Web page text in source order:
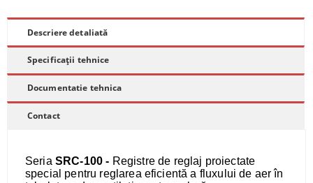
Descriere detaliată
Specificații tehnice
Documentatie tehnica
Contact
Seria SRC-100 - Registre de reglaj proiectate
special pentru reglarea eficientă a fluxului de aer în